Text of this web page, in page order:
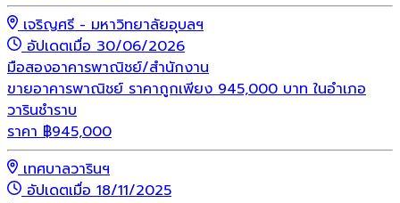
เจริญศรี - มหาวิทยาลัยอุบลฯ
อัปเดตเมื่อ 30/06/2026
มือสองอาคารพาณิชย์/สำนักงาน
ขายอาคารพาณิชย์ ราคาถูกเพียง 945,000 บาท ในอำเภอ
วารินชำราบ
ราคา ฿945,000
เทศบาลวารินฯ
อัปเดตเมื่อ 18/11/2025